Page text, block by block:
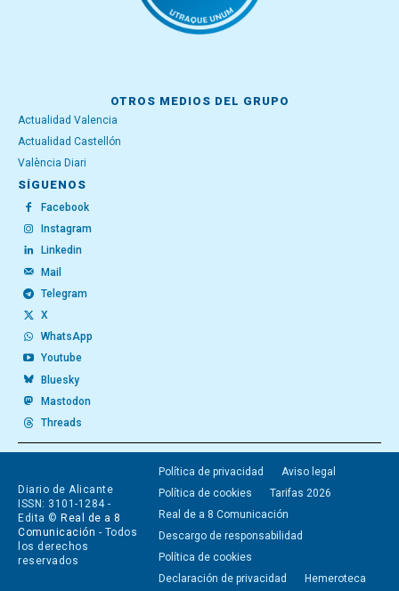
OTROS MEDIOS DEL GRUPO
Actualidad Valencia
Actualidad Castellón
València Diari
SÍGUENOS
Facebook
Instagram
Linkedin
Mail
Telegram
X
WhatsApp
Youtube
Bluesky
Mastodon
Threads
Diario de Alicante
ISSN: 3101-1284 -
Edita © Real de a 8
Comunicación - Todos
los derechos
reservados
Política de privacidad
Aviso legal
Política de cookies
Tarifas 2026
Real de a 8 Comunicación
Descargo de responsabilidad
Política de cookies
Declaración de privacidad
Hemeroteca